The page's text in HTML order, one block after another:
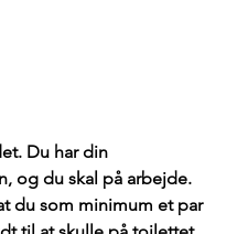
Du har din
og du skal på arbejde.
du som minimum et par